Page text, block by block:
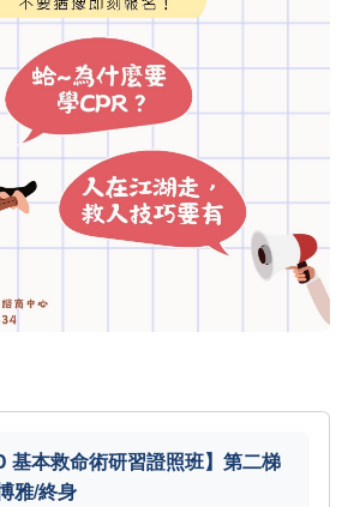
基本救命術研習證照班】第二梯
雅/終身